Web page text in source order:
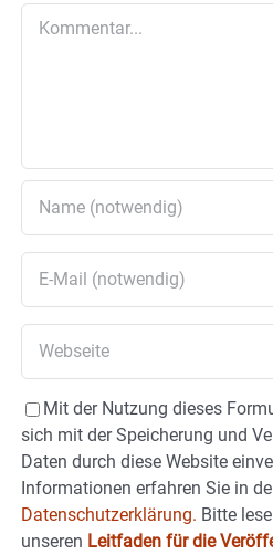
Mit der Nutzung dieses
sich mit der Speicherung und
Daten durch diese Website
Informationen erfahren Sie in
Datenschutzerklärung. Bitte
unseren Leitfaden für die